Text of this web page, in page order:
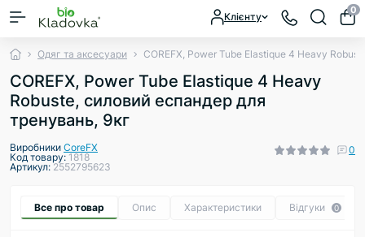
Клієнту
0
Одяг та аксесуари COREFX, Power Tube Elastique 4 Heavy
COREFX, Power Tube Elastique 4 Heavy
Robuste, силовий еспандер для
тренувань, 9кг
Виробники CoreFX
Код товару: 1818
Артикул: 2552795623
0
Все про товар Опис Характеристики Відгуки 0